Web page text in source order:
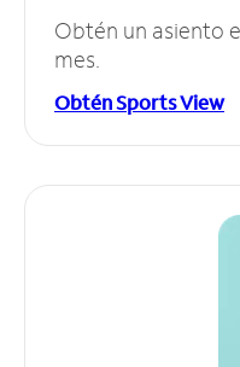
Obtén un asiento
mes.
Obtén Sports View